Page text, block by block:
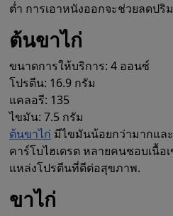
ต่ำ การเอาหนังออกจะช่วยลดป
ต้นขาไก่
ขนาดการให้บริการ: 4 ออนซ์
โปรตีน: 16.9 กรัม
แคลอรี: 135
ไขมัน: 7.5 กรัม
ต้นขาไก่ มีไขมันน้อยกว่ามากแล
คาร์โบไฮเดรต หลายคนชอบเนื้
แหล่งโปรตีนที่ดีต่อสุขภาพ.
ขาไก่
แ
สร้างแผนการรับปร